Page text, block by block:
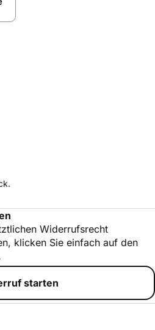
Widerrufsrecht
klicken Sie einfach auf den
starten